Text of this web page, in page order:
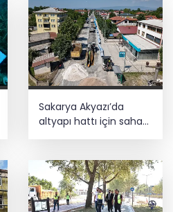
Sakarya Akyazı’da
altyapı hattı için saha